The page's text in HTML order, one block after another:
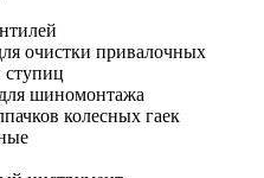
очистки привалочных
ступиц
шиномонтажа
колесных гаек